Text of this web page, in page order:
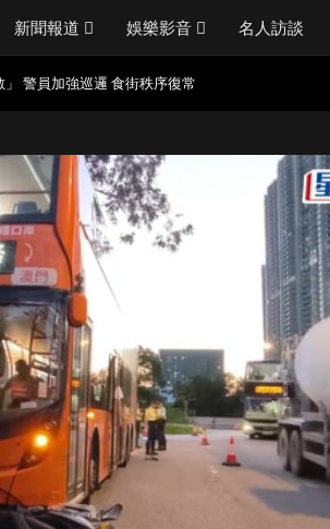
新聞報道 娛樂影音 名人訪談
警員加強巡邏 食街秩序復常
己有 再入境時被捕
品 一名38歲男子被捕
度受阻
家相片曝光 復業前夕被淋油「贈
打爆擋風玻璃洩憤
主辦權交換摩洛哥支持
勸交：唔好打好唔好？
嗎？
月 澄清經濟沒有困難：傳聞有誇張
講唔到嘢 經典歌《浪子心聲》金句
樂路上有你 黎彼德曾直認唔夾合作
手助醫重病：佢瀟灑一生唔想大家
迷 60歲車長被捕